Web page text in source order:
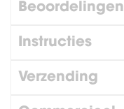
Beoordelingen
Instructies
Verzending